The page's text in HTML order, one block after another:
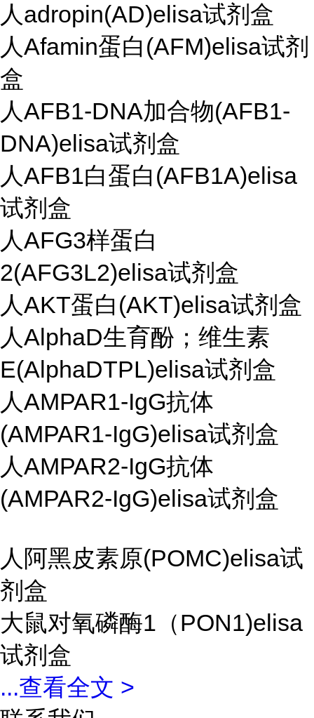
人adropin(AD)elisa试剂盒
人Afamin蛋白(AFM)elisa试剂
盒
人AFB1-DNA加合物(AFB1-
DNA)elisa试剂盒
人AFB1白蛋白(AFB1A)elisa
试剂盒
人AFG3样蛋白
2(AFG3L2)elisa试剂盒
人AKT蛋白(AKT)elisa试剂盒
人AlphaD生育酚；维生素
E(AlphaDTPL)elisa试剂盒
人AMPAR1-IgG抗体
(AMPAR1-IgG)elisa试剂盒
人AMPAR2-IgG抗体
(AMPAR2-IgG)elisa试剂盒
人阿黑皮素原(POMC)elisa试
剂盒
大鼠对氧磷酶1（PON1)elisa
试剂盒
...查看全文 >